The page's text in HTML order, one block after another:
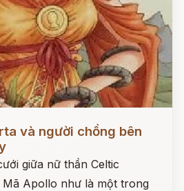
và người chồng bên
giữa nữ thần Celtic
Mã Apollo như là một trong